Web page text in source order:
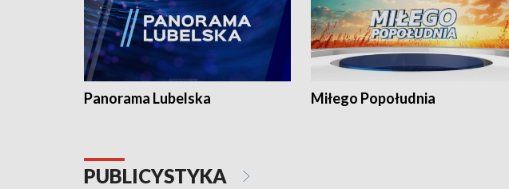
Panorama Lubelska Miłego Popołudnia
PUBLICYSTYKA